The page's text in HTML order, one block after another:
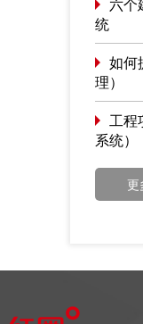
统
如何
理）
工程
系统）
更